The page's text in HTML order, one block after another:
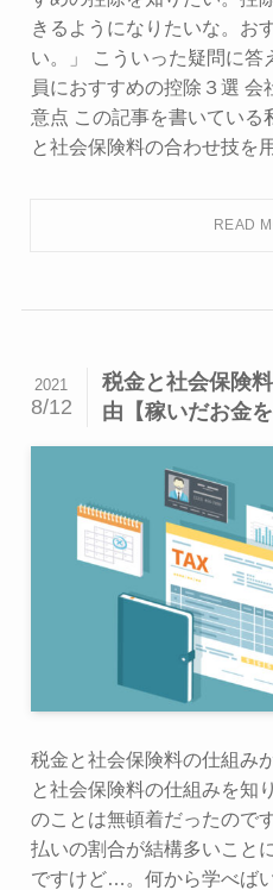
きるようになりたいな。お
い。」 こういった疑問に答
員におすすめの控除３選
意点 この記事を書いている
と社会保険料の合わせ技を
税金と社会保険
由【稼いだお金
2021
8/12
税金と社会保険料の仕組み
と社会保険料の仕組みを知
のことは無頓着だったので
払いの割合が結構多いこと
ですけど…。何から学べば